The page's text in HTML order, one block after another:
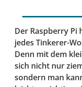
Der Raspberry Pi
jedes Tinkerer-
Denn mit dem
sich nicht nur
sondern man